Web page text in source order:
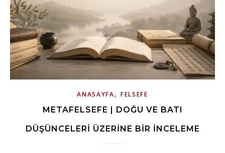
ANASAYFA, FELSEFE
METAFELSEFE | DOĞU VE BATI
DÜŞÜNCELERI ÜZERINE BIR İNCELEME